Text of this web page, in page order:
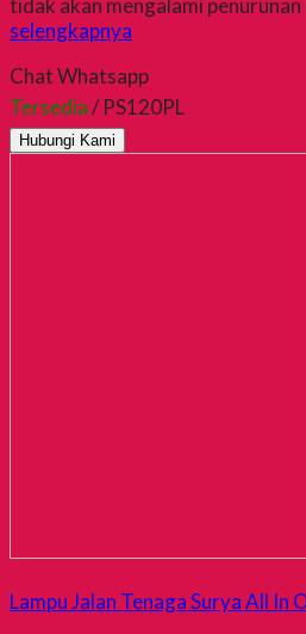
selengkapnya
Chat Whatsapp
Tersedia/ PS120PL
Hubungi Kami
Lampu Jalan Tenaga Surya All In